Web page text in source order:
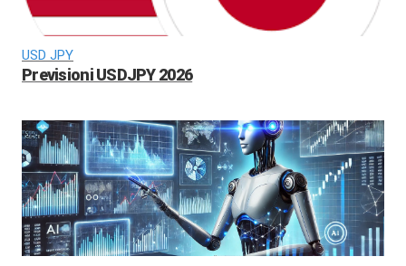
USD JPY
Previsioni USDJPY 2026